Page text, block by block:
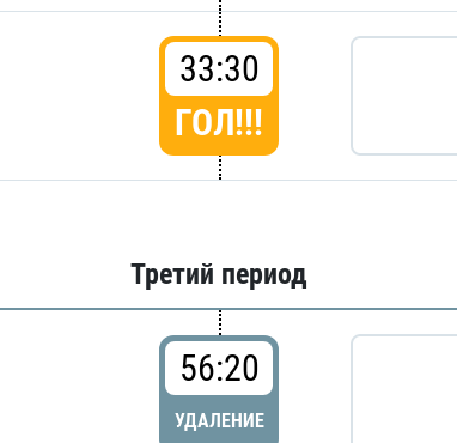
33:30
ГОЛ!!!
Третий период
56:20
УДАЛЕНИЕ